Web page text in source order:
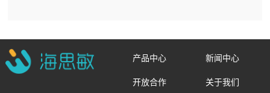
产品中心 新闻中心
开放合作 关于我们